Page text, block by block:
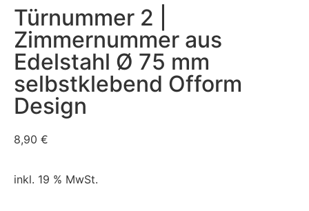
Türnummer 2 |
Zimmernummer aus
Edelstahl Ø 75 mm
selbstklebend Ofform
Design
8,90 €
inkl. 19 % MwSt.